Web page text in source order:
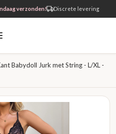
verzonden! Discrete levering
Babydoll Jurk met String - L/XL -